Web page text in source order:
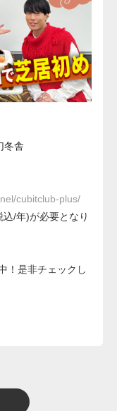
冬舎
cubitclub-plus/
/年)が必要となり
！是非チェックし